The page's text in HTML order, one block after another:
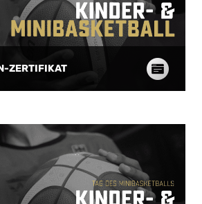
ZERTIFIKAT